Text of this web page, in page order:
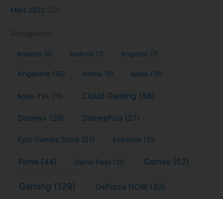
März 2022
Amazon (8) Android (7) Angebot (7)
Angebote(16) Anime (9) Apple (10)
Apple TV+ (11) Cloud Gaming (58)
Disney+ (26) DisneyPlus (27)
Epic Games Store (21) Evernote (10)
Filme(44) Game Pass (12) Games (52)
Gaming (129) GeForce NOW (33)